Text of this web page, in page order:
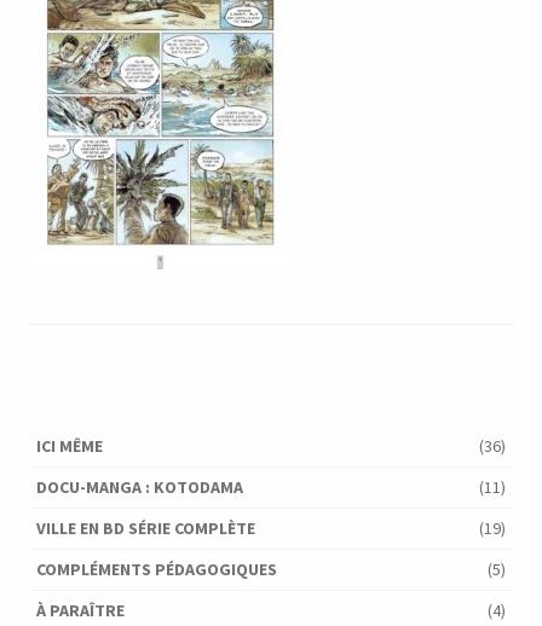
ICI MÊME
(36)
DOCU-MANGA : KOTODAMA
(11)
VILLE EN BD SÉRIE COMPLÈTE
(19)
COMPLÉMENTS PÉDAGOGIQUES
(5)
À PARAÎTRE
(4)